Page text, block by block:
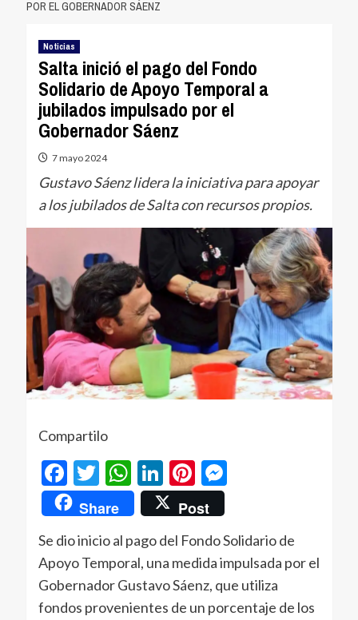
POR EL GOBERNADOR SÁENZ
Noticias
Salta inició el pago del Fondo
Solidario de Apoyo Temporal a
jubilados impulsado por el
Gobernador Sáenz
7 mayo 2024
Gustavo Sáenz lidera la iniciativa para apoyar
a los jubilados de Salta con recursos propios.
Compartilo
Facebook
Twitter
WhatsApp
LinkedIn
Pinterest
Messenger
Share Post
Se dio inicio al pago del Fondo Solidario de
Apoyo Temporal, una medida impulsada por el
Gobernador Gustavo Sáenz, que utiliza
fondos provenientes de un porcentaje de los